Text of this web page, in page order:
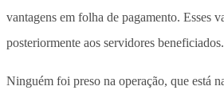
vantagens em folha de pagamento. Esses
posteriormente aos servidores beneficiados.
Ninguém foi preso na operação, que está